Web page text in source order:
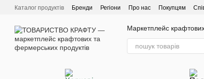
Перейти до основного контенту
Каталог продуктів Бренди Регіони Про нас Покупцям
Маркетплейс крафтових